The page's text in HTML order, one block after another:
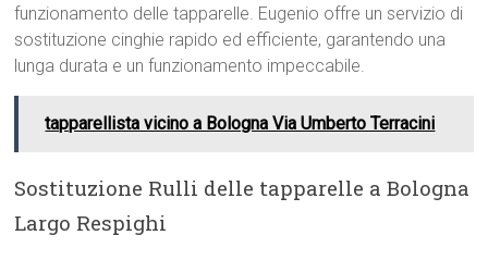
funzionamento delle tapparelle. Eugenio offre un servizio di
sostituzione cinghie rapido ed efficiente, garantendo una
lunga durata e un funzionamento impeccabile.
tapparellista vicino a Bologna Via Umberto Terracini
Sostituzione Rulli delle tapparelle a Bologna
Largo Respighi